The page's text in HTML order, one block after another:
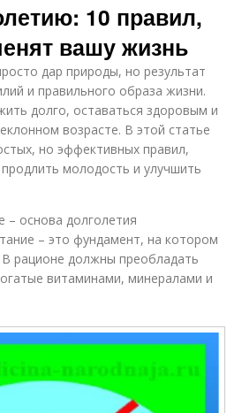
10 правил,
вашу жизнь
дар природы, но результат
и правильного образа жизни.
долго, оставаться здоровым и
возрасте. В этой статье
но эффективных правил,
молодость и улучшить
– основа долголетия
– это фундамент, на котором
В рационе должны преобладать
витаминами, минералами и